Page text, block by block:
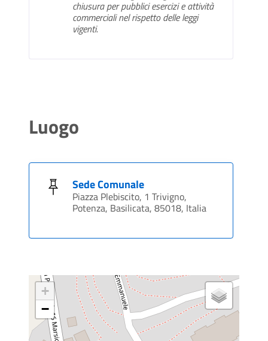
chiusura per pubblici esercizi e attività
commerciali nel rispetto delle leggi
vigenti.
Luogo
Sede Comunale
Piazza Plebiscito, 1 Trivigno,
Potenza, Basilicata, 85018, Italia
+
−